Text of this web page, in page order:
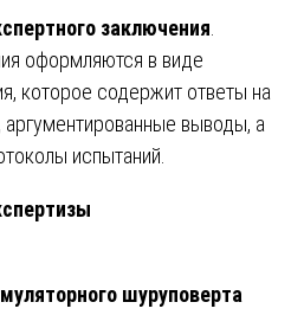
заключения
оформляются в виде
которое содержит ответы на
выводы, а
испытаний.
шуруповерта